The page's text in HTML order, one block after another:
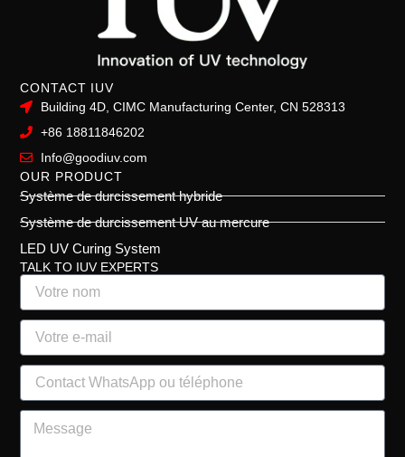
CONTACT IUV
Building 4D, CIMC Manufacturing Center, CN 528313
+86 18811846202
Info@goodiuv.com
OUR PRODUCT
Système de durcissement hybride
Système de durcissement UV au mercure
LED UV Curing System
TALK TO IUV EXPERTS